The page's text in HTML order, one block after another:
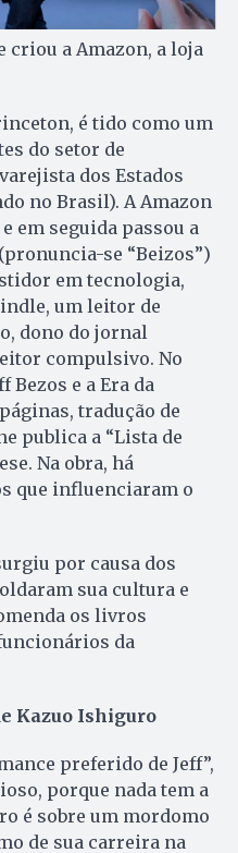
criou a Amazon, a loja
é tido como um
do setor de
dos Estados
no Brasil). A Amazon
em seguida passou a
se “Beizos”)
em tecnologia,
um leitor de
dono do jornal
compulsivo. No
Bezos e a Era da
tradução de
publica a “Lista de
Na obra, há
que influenciaram o
por causa dos
sua cultura e
os livros
da
Kazuo Ishiguro
preferido de Jeff”,
porque nada tem a
é sobre um mordomo
de sua carreira na